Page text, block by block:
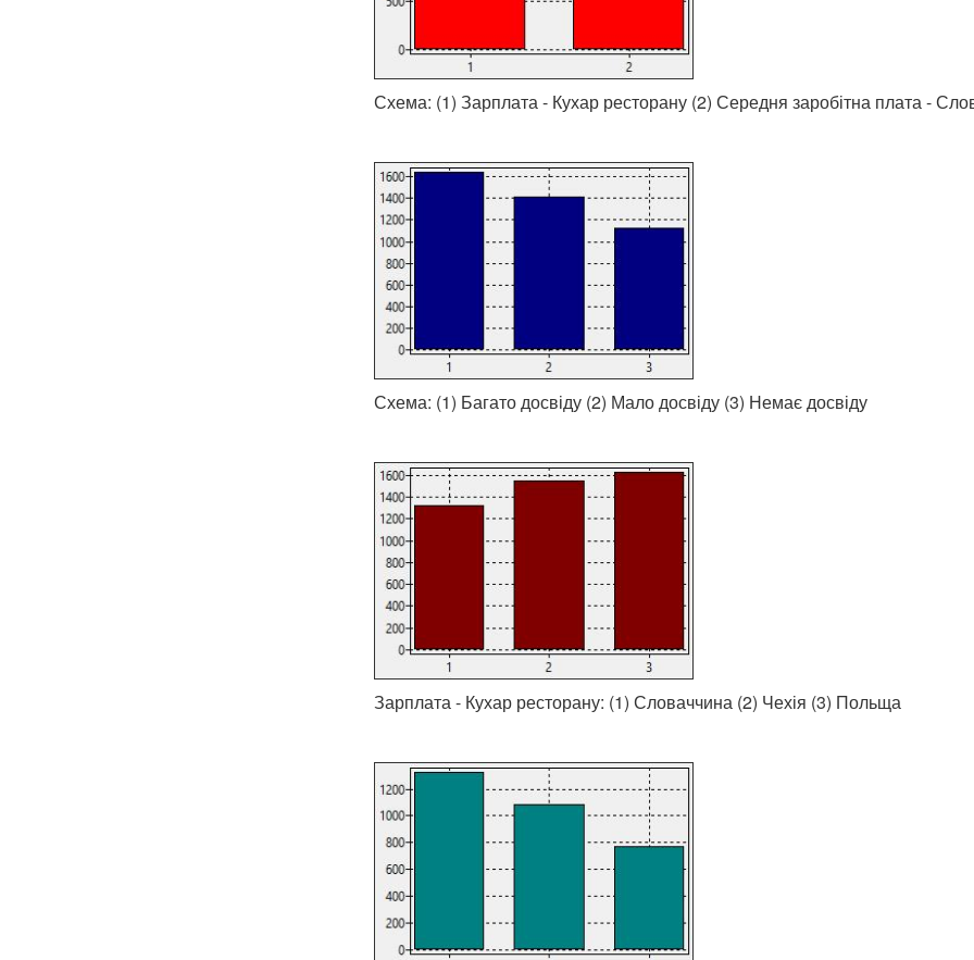
Схема: (1) Зарплата - Кухар ресторану (2) Середня заробітна плата -
Схема: (1) Багато досвіду (2) Мало досвіду (3) Немає досвіду
Зарплата - Кухар ресторану: (1) Словаччина (2) Чехія (3) Польща